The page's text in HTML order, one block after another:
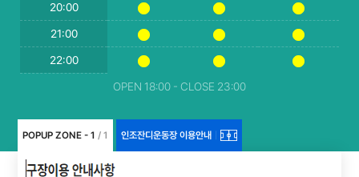
20:00
21:00
22:00
OPEN 18:00 - CLOSE 23:00
POPUP ZONE - 1 / 1 인조잔디운동장 이용안내